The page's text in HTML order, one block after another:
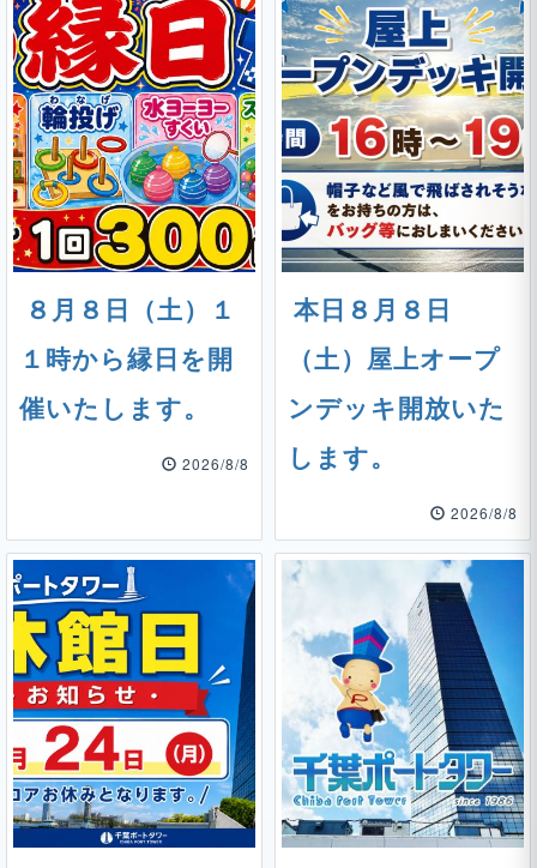
８月８日（土）１
１時から縁日を開
催いたします。
2026/8/8
本日８月８日
（土）屋上オープ
ンデッキ開放いた
します。
2026/8/8